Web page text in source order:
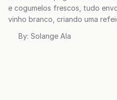
e cogumelos frescos, tudo
vinho branco, criando uma
By: Solange Ala